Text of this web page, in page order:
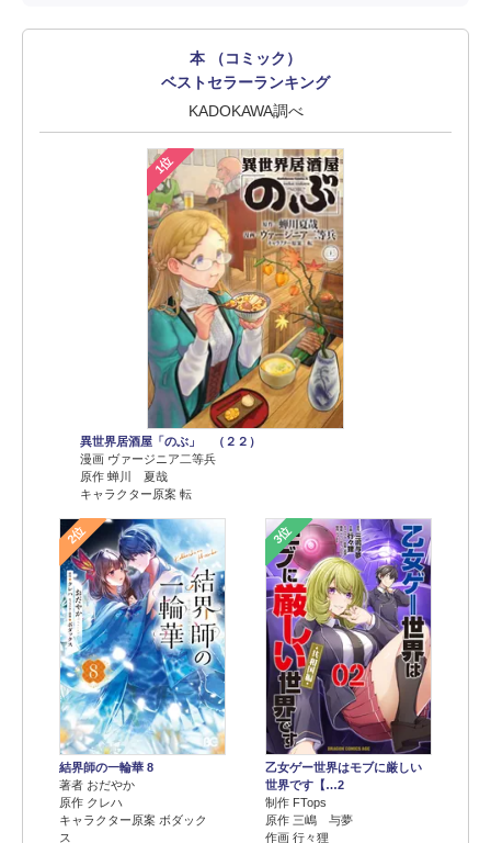
本 （コミック）
ベストセラーランキング
KADOKAWA調べ
1位
異世界居酒屋「のぶ」 （２２）
漫画 ヴァージニア二等兵
原作 蝉川 夏哉
キャラクター原案 転
2位
結界師の一輪華 8
著者 おだやか
原作 クレハ
キャラクター原案 ボダック
ス
3位
乙女ゲー世界はモブに厳しい
世界です【…2
制作 FTops
原作 三嶋 与夢
作画 行々狸